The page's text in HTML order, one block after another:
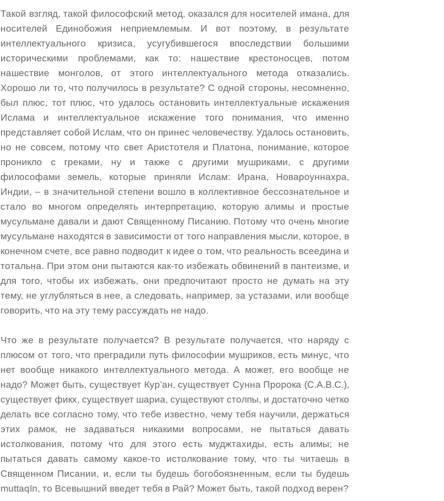
Такой взгляд, такой философский метод, оказался для носителей имана, для
носителей Единобожия неприемлемым. И вот поэтому, в результате
интеллектуального кризиса, усугубившегося впоследствии большими
историческими проблемами, как то: нашествие крестоносцев, потом
нашествие монголов, от этого интеллектуального метода отказались.
Хорошо ли то, что получилось в результате? С одной стороны, несомненно,
был плюс, тот плюс, что удалось остановить интеллектуальные искажения
Ислама и интеллектуальное искажение того понимания, что именно
представляет собой Ислам, что он принес человечеству. Удалось остановить,
но не совсем, потому что свет Аристотеля и Платона, понимание, которое
проникло с греками, ну и также с другими мушриками, с другими
философами земель, которые приняли Ислам: Ирана, Новароуннахра,
Индии, – в значительной степени вошло в коллективное бессознательное и
стало во многом определять интерпретацию, которую алимы и простые
мусульмане давали и дают Священному Писанию. Потому что очень многие
мусульмане находятся в зависимости от того направления мысли, которое, в
конечном счете, все равно подводит к идее о том, что реальность всеедина и
тотальна. При этом они пытаются как-то избежать обвинений в пантеизме, и
для того, чтобы их избежать, они предпочитают просто не думать на эту
тему, не углубляться в нее, а следовать, например, за устазами, или вообще
говорить, что на эту тему рассуждать не надо.
Что же в результате получается? В результате получается, что наряду с
плюсом от того, что преградили путь философии мушриков, есть минус, что
нет вообще никакого интеллектуального метода. А может, его вообще не
надо? Может быть, существует Кур’ан, существует Сунна Пророка (С.А.В.С.),
существует фикх, существует шариа, существуют столпы, и достаточно четко
делать все согласно тому, что тебе известно, чему тебя научили, держаться
этих рамок, не задаваться никакими вопросами, не пытаться давать
истолкования, потому что для этого есть муджтахиды, есть алимы; не
пытаться давать самому какое-то истолкование тому, что ты читаешь в
Священном Писании, и, если ты будешь богобоязненным, если ты будешь
muttaqīn, то Всевышний введет тебя в Рай? Может быть, такой подход верен?